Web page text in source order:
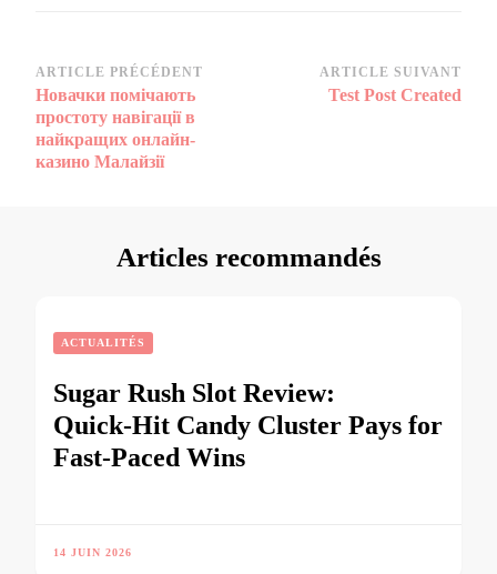
Navigation
d’article
ARTICLE PRÉCÉDENT
Новачки помічають
простоту навігації в
найкращих онлайн-
казино Малайзії
ARTICLE SUIVANT
Test Post Created
Articles recommandés
ACTUALITÉS
Sugar Rush Slot Review:
Quick‑Hit Candy Cluster Pays for
Fast‑Paced Wins
14 JUIN 2026